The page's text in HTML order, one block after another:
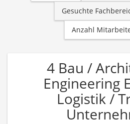
Gesuchte
Anzahl
4 Bau /
Engineering
Logistik /